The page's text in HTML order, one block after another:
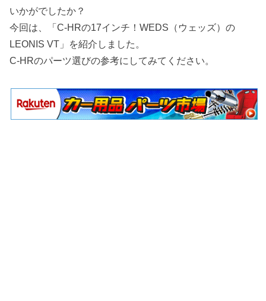
いかがでしたか？
今回は、「C-HRの17インチ！WEDS（ウェッズ）の
LEONIS VT」を紹介しました。
C-HRのパーツ選びの参考にしてみてください。